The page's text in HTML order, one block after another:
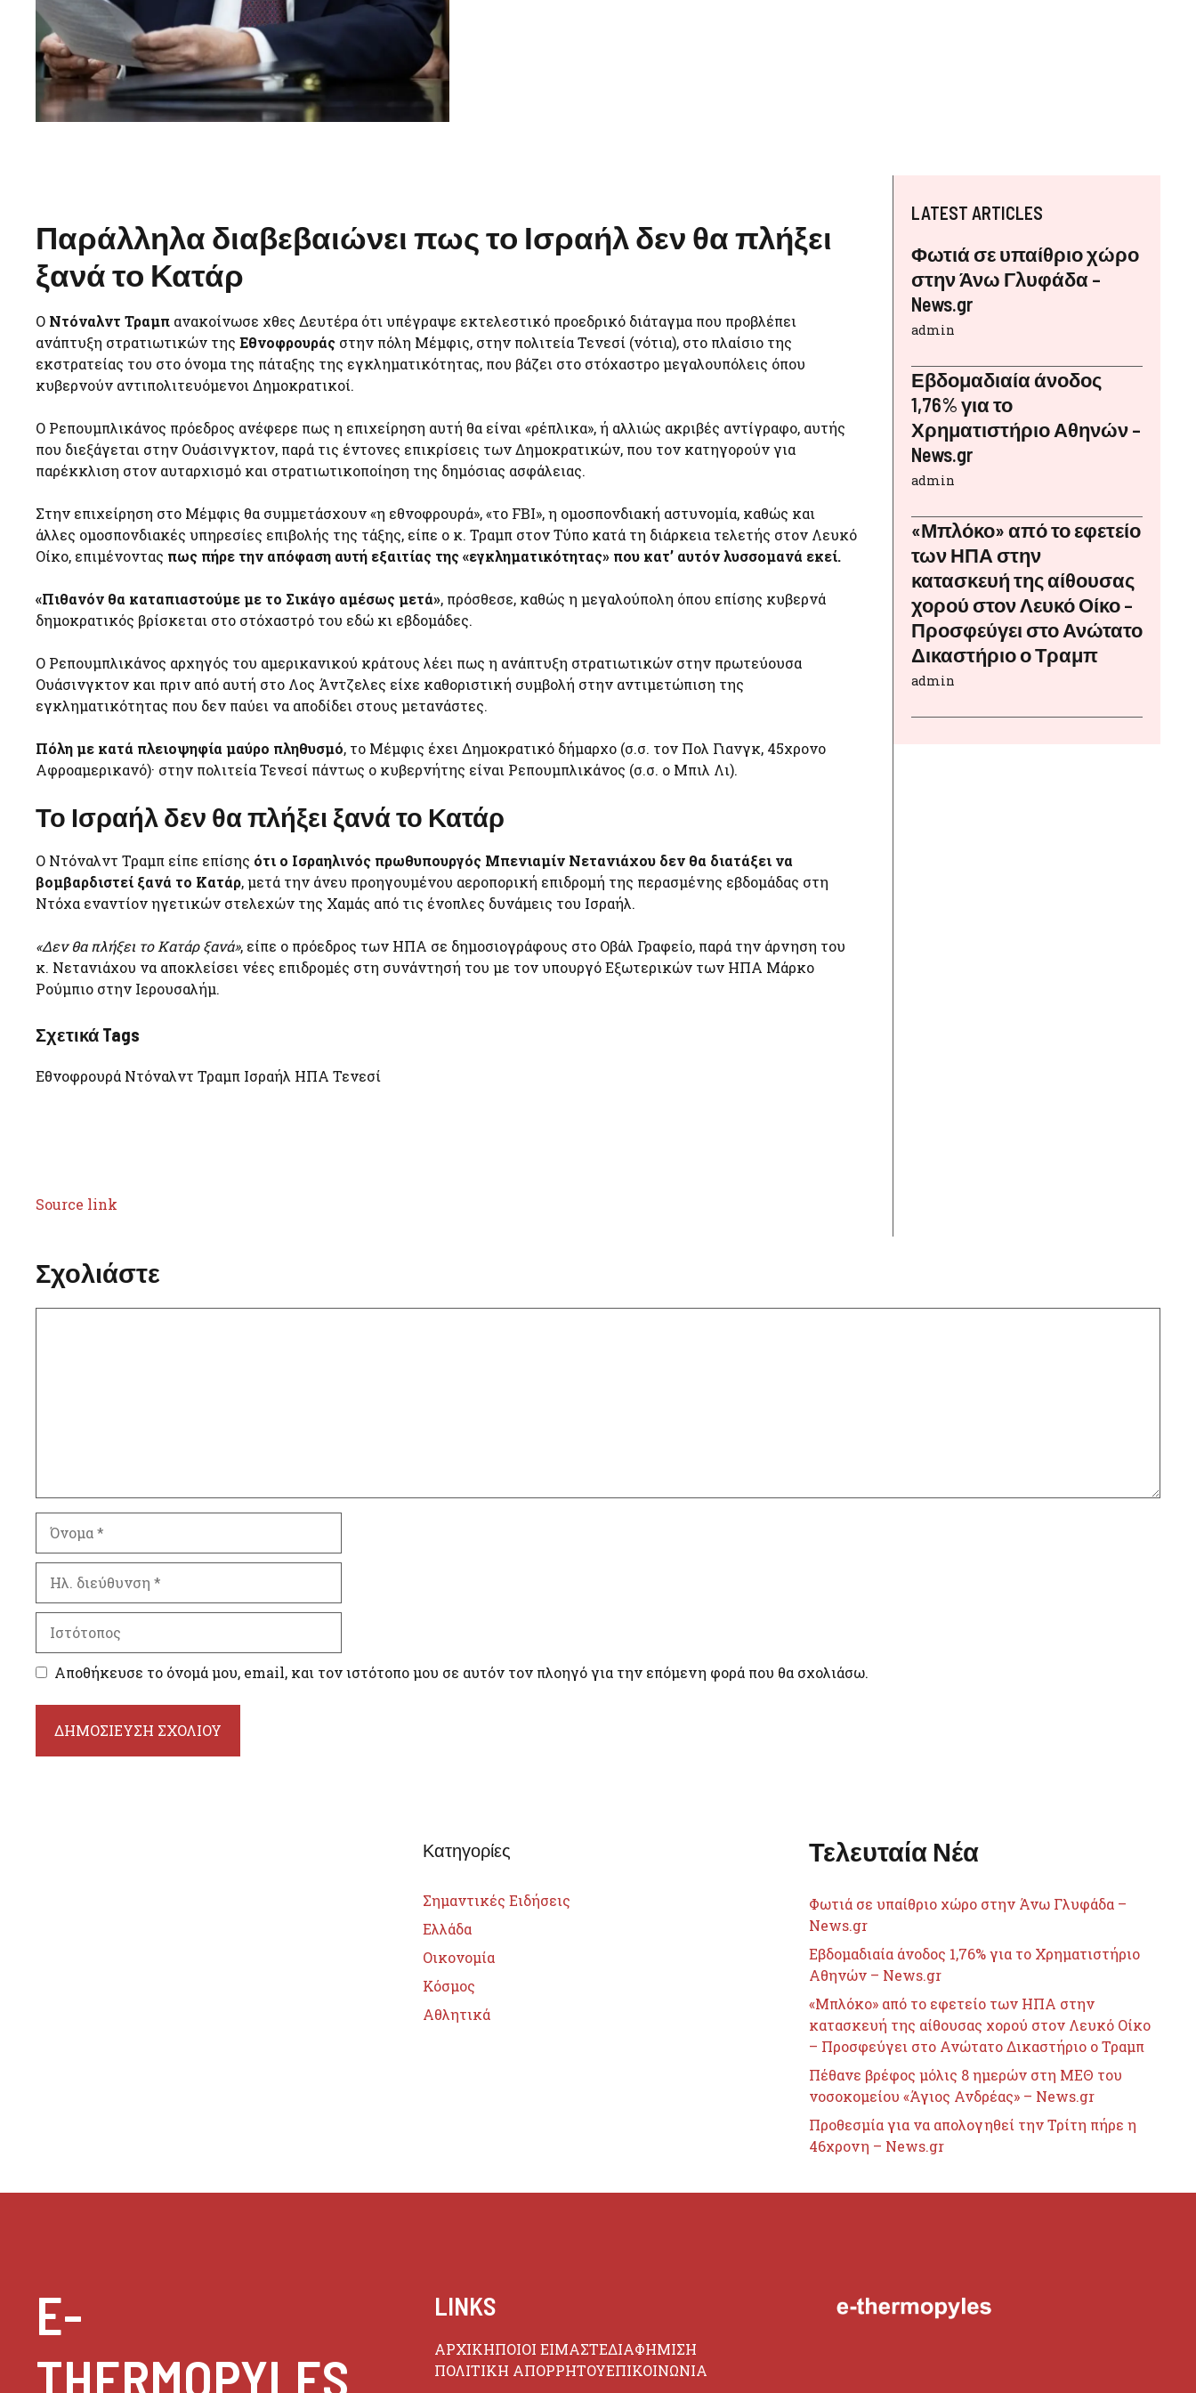
Παράλληλα διαβεβαιώνει πως το Ισραήλ δεν θα πλήξει
ξανά το Κατάρ
Ο Ντόναλντ Τραμπ ανακοίνωσε χθες Δευτέρα ότι υπέγραψε εκτελεστικό προεδρικό διάταγμα που προβλέπει
ανάπτυξη στρατιωτικών της Εθνοφρουράς στην πόλη Μέμφις, στην πολιτεία Τενεσί (νότια), στο πλαίσιο της
εκστρατείας του στο όνομα της πάταξης της εγκληματικότητας, που βάζει στο στόχαστρο μεγαλουπόλεις όπου
κυβερνούν αντιπολιτευόμενοι Δημοκρατικοί.
Ο Ρεπουμπλικάνος πρόεδρος ανέφερε πως η επιχείρηση αυτή θα είναι «ρέπλικα», ή αλλιώς ακριβές αντίγραφο, αυτής
που διεξάγεται στην Ουάσινγκτον, παρά τις έντονες επικρίσεις των Δημοκρατικών, που τον κατηγορούν για
παρέκκλιση στον αυταρχισμό και στρατιωτικοποίηση της δημόσιας ασφάλειας.
Στην επιχείρηση στο Μέμφις θα συμμετάσχουν «η εθνοφρουρά», «το FBI», η ομοσπονδιακή αστυνομία, καθώς και
άλλες ομοσπονδιακές υπηρεσίες επιβολής της τάξης, είπε ο κ. Τραμπ στον Τύπο κατά τη διάρκεια τελετής στον Λευκό
Οίκο, επιμένοντας πως πήρε την απόφαση αυτή εξαιτίας της «εγκληματικότητας» που κατ’ αυτόν λυσσομανά εκεί.
«Πιθανόν θα καταπιαστούμε με το Σικάγο αμέσως μετά», πρόσθεσε, καθώς η μεγαλούπολη όπου επίσης κυβερνά
δημοκρατικός βρίσκεται στο στόχαστρό του εδώ κι εβδομάδες.
Ο Ρεπουμπλικάνος αρχηγός του αμερικανικού κράτους λέει πως η ανάπτυξη στρατιωτικών στην πρωτεύουσα
Ουάσινγκτον και πριν από αυτή στο Λος Άντζελες είχε καθοριστική συμβολή στην αντιμετώπιση της
εγκληματικότητας που δεν παύει να αποδίδει στους μετανάστες.
Πόλη με κατά πλειοψηφία μαύρο πληθυσμό, το Μέμφις έχει Δημοκρατικό δήμαρχο (σ.σ. τον Πολ Γιανγκ, 45χρονο
Αφροαμερικανό)· στην πολιτεία Τενεσί πάντως ο κυβερνήτης είναι Ρεπουμπλικάνος (σ.σ. ο Μπιλ Λι).
Το Ισραήλ δεν θα πλήξει ξανά το Κατάρ
Ο Ντόναλντ Τραμπ είπε επίσης ότι ο Ισραηλινός πρωθυπουργός Μπενιαμίν Νετανιάχου δεν θα διατάξει να
βομβαρδιστεί ξανά το Κατάρ, μετά την άνευ προηγουμένου αεροπορική επιδρομή της περασμένης εβδομάδας στη
Ντόχα εναντίον ηγετικών στελεχών της Χαμάς από τις ένοπλες δυνάμεις του Ισραήλ.
«Δεν θα πλήξει το Κατάρ ξανά», είπε ο πρόεδρος των ΗΠΑ σε δημοσιογράφους στο Οβάλ Γραφείο, παρά την άρνηση του
κ. Νετανιάχου να αποκλείσει νέες επιδρομές στη συνάντησή του με τον υπουργό Εξωτερικών των ΗΠΑ Μάρκο
Ρούμπιο στην Ιερουσαλήμ.
Σχετικά Tags
Εθνοφρουρά Ντόναλντ Τραμπ Ισραήλ ΗΠΑ Τενεσί
Source link
LATEST ARTICLES
Φωτιά σε υπαίθριο χώρο
στην Άνω Γλυφάδα –
News.gr
admin
Εβδομαδιαία άνοδος
1,76% για το
Χρηματιστήριο Αθηνών –
News.gr
admin
«Μπλόκο» από το εφετείο
των ΗΠΑ στην
κατασκευή της αίθουσας
χορού στον Λευκό Οίκο –
Προσφεύγει στο Ανώτατο
Δικαστήριο ο Τραμπ
admin
Σχολιάστε
διεύθυνση
Αποθήκευσε το όνομά μου, email, και τον ιστότοπο μου σε αυτόν τον πλοηγό για την επόμενη φορά που θα σχολιάσω.
Κατηγορίες
Σημαντικές Ειδήσεις
Ελλάδα
Οικονομία
Κόσμος
Αθλητικά
Τελευταία Νέα
Φωτιά σε υπαίθριο χώρο στην Άνω Γλυφάδα –
News.gr
Εβδομαδιαία άνοδος 1,76% για το Χρηματιστήριο
Αθηνών – News.gr
«Μπλόκο» από το εφετείο των ΗΠΑ στην
κατασκευή της αίθουσας χορού στον Λευκό Οίκο
– Προσφεύγει στο Ανώτατο Δικαστήριο ο Τραμπ
Πέθανε βρέφος μόλις 8 ημερών στη ΜΕΘ του
νοσοκομείου «Άγιος Ανδρέας» – News.gr
Προθεσμία για να απολογηθεί την Τρίτη πήρε η
46χρονη – News.gr
E-
THERMOPYLES
LINKS
ΑΡΧΙΚΗΠΟΙΟΙ ΕΙΜΑΣΤΕΔΙΑΦΗΜΙΣΗ
ΠΟΛΙΤΙΚΗ ΑΠΟΡΡΗΤΟΥΕΠΙΚΟΙΝΩΝΙΑ